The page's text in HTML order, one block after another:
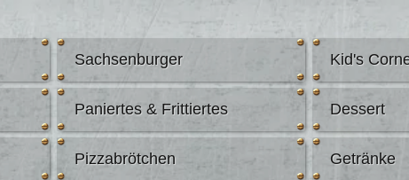
Sachsenburger
Paniertes & Frittiertes
Pizzabrötchen
Kid's
Dessert
Getränke